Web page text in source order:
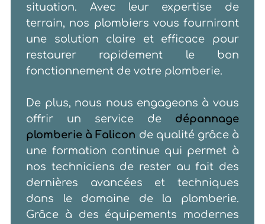
situation. Avec leur expertise de
terrain, nos plombiers vous fourniront
une solution claire et efficace pour
restaurer rapidement le bon
fonctionnement de votre plomberie.
De plus, nous nous engageons à vous
offrir un service de
dépannage
plomberie à Falicon de qualité grâce à
une formation continue qui permet à
nos techniciens de rester au fait des
dernières avancées et techniques
dans le domaine de la plomberie.
Grâce à des équipements modernes